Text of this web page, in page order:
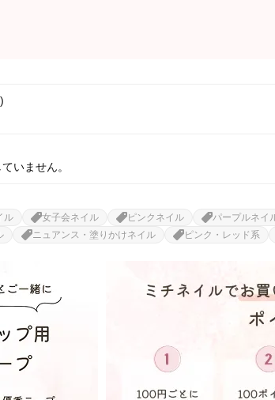
いません。
ル 女子会ネイル ピンクネイル パープルネイ
ニュアンス・塗りかけネイル ピンク・レッド系